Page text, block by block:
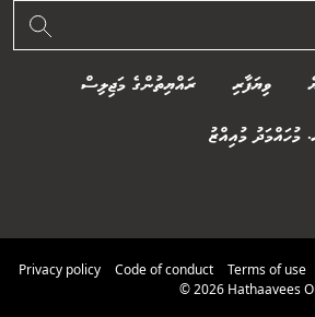
ވިޔަފާރި ރައްޔިތުންގެ މަޖިލިސް
މުހައްމަދު މުއިއްޒު
Privacy policy Code of conduct
Terms of use
© 2026 Hathaavees